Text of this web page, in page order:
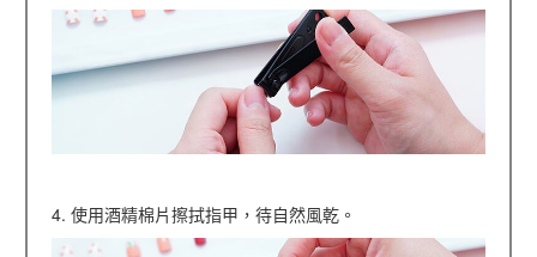
4. 使用酒精棉片擦拭指甲，待自然風乾。